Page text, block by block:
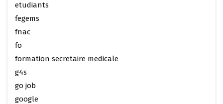
etudiants
fegems
fnac
fo
formation secretaire medicale
g4s
go job
google